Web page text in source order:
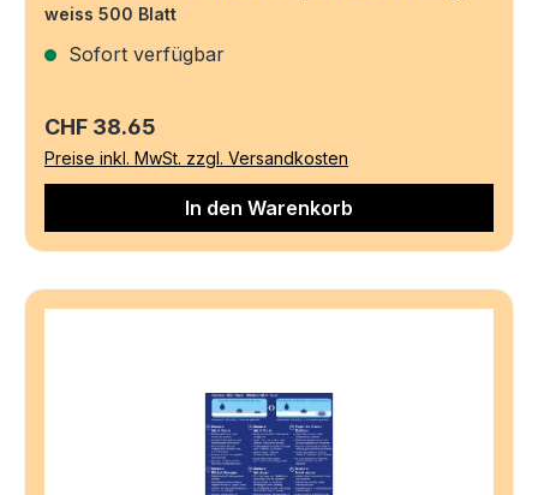
weiss 500 Blatt
Sofort verfügbar
Regulärer Preis:
CHF 38.65
Preise inkl. MwSt. zzgl. Versandkosten
In den Warenkorb